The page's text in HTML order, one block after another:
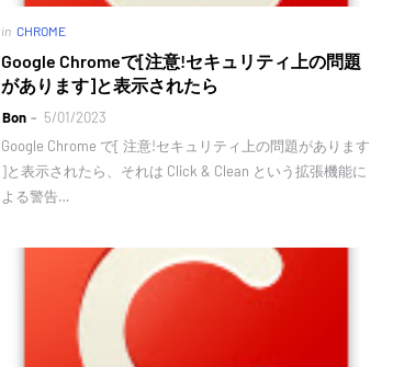
in CHROME
Google Chromeで[注意!セキュリティ上の問題
があります]と表示されたら
Bon
5/01/2023
Google Chrome で[ 注意!セキュリティ上の問題があります
]と表示されたら、それは Click & Clean という拡張機能に
よる警告…